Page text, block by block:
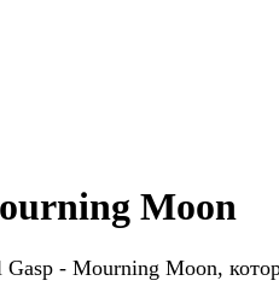
Moon
- Mourning Moon,